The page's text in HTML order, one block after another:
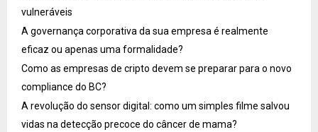
vulneráveis
A governança corporativa da sua empresa é realmente
eficaz ou apenas uma formalidade?
Como as empresas de cripto devem se preparar para o novo
compliance do BC?
A revolução do sensor digital: como um simples filme salvou
vidas na detecção precoce do câncer de mama?